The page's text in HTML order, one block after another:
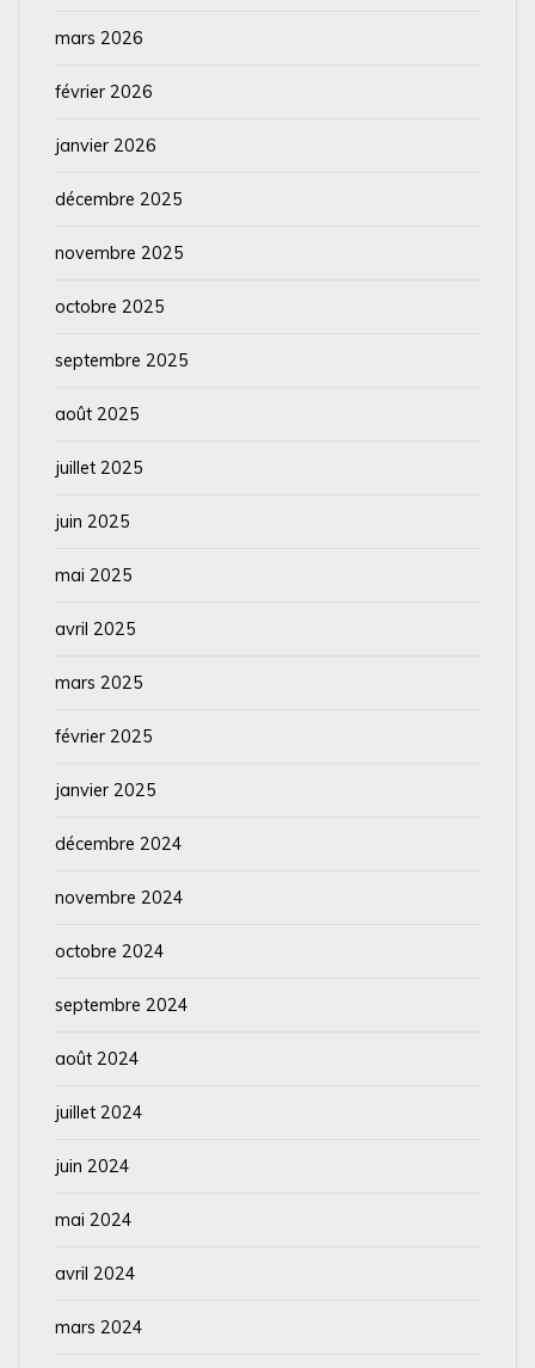
mars 2026
février 2026
janvier 2026
décembre 2025
novembre 2025
octobre 2025
septembre 2025
août 2025
juillet 2025
juin 2025
mai 2025
avril 2025
mars 2025
février 2025
janvier 2025
décembre 2024
novembre 2024
octobre 2024
septembre 2024
août 2024
juillet 2024
juin 2024
mai 2024
avril 2024
mars 2024